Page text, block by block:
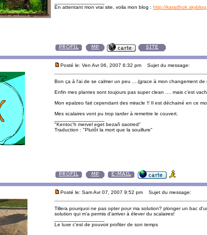
En attentant mon vrai site, voila mon blog : http://
Posté le: Ven Avr 06, 2007 6:32 pm Sujet du message:
Bon ça à l'ai de se calmer un peu ....(grace à mon changement
Enfin mes plantes sont toujours pas super clean .... mais c'est
Mon epalzeo fait cependant des miracle !! Il est déchainé en ce
Mes scalaires vont pu trop tarder à remettre le couvert.
"Kentoc'h mervel eget bezañ saotred"
Traduction : "Plutôt la mort que la souillure"
Posté le: Sam Avr 07, 2007 9:52 pm Sujet du message:
Tillera pourquoi ne pas opter pour ma solution? plonger un bac
solution qui m'a permis d'arriver à élever du scalaires!
Le luxe c'est de pouvoir profiter de son temps